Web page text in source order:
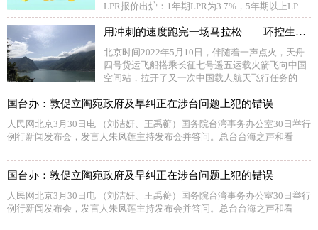
LPR报价出炉：1年期LPR为3 7%，5年期以上LPR
为4
用冲刺的速度跑完一场马拉松——环控生保室举行座谈会
北京时间2022年5月10日，伴随着一声点火，天舟
四号货运飞船搭乘长征七号遥五运载火箭飞向中国
空间站，拉开了又一次中国载人航天飞行任务的
国台办：敦促立陶宛政府及早纠正在涉台问题上犯的错误
人民网北京3月30日电 （刘洁妍、王禹蘅）国务院台湾事务办公室30日举行
例行新闻发布会，发言人朱凤莲主持发布会并答问。总台台海之声和看
国台办：敦促立陶宛政府及早纠正在涉台问题上犯的错误
人民网北京3月30日电 （刘洁妍、王禹蘅）国务院台湾事务办公室30日举行
例行新闻发布会，发言人朱凤莲主持发布会并答问。总台台海之声和看